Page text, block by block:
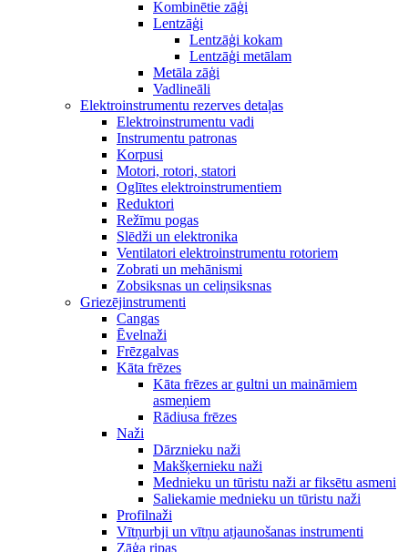
Kombinētie zāģi
Lentzāģi
Lentzāģi kokam
Lentzāģi metālam
Metāla zāģi
Vadlineāli
Elektroinstrumentu rezerves detaļas
Elektroinstrumentu vadi
Instrumentu patronas
Korpusi
Motori, rotori, statori
Oglītes elektroinstrumentiem
Reduktori
Režīmu pogas
Slēdži un elektronika
Ventilatori elektroinstrumentu rotoriem
Zobrati un mehānismi
Zobsiksnas un celiņsiksnas
Griezējinstrumenti
Cangas
Ēvelnaži
Frēzgalvas
Kāta frēzes
Kāta frēzes ar gultni un maināmiem
asmeņiem
Rādiusa frēzes
Naži
Dārznieku naži
Makšķernieku naži
Mednieku un tūristu naži ar fiksētu asmeni
Saliekamie mednieku un tūristu naži
Profilnaži
Vītņurbji un vītņu atjaunošanas instrumenti
Zāģa ripas